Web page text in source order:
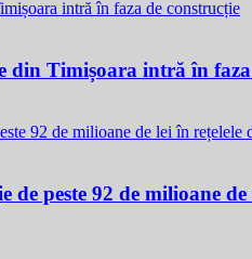
din Timișoara intră în
de peste 92 de milioane